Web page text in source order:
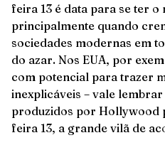
feira 13 é data para se ter o
principalmente quando
sociedades modernas em
do azar. Nos EUA, por
com potencial para trazer
inexplicáveis – vale
produzidos por Hollywood
feira 13, a grande vilã de